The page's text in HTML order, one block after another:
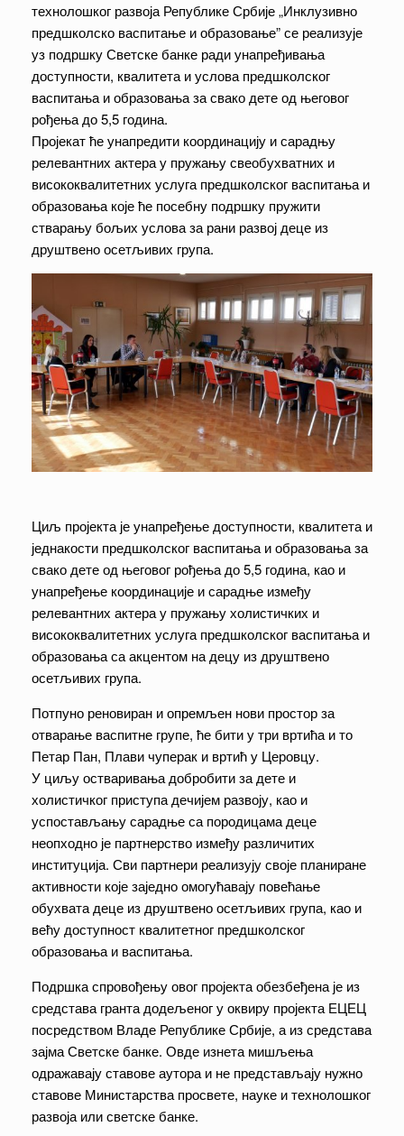
технолошког развоја Републике Србије „Инклузивно
предшколско васпитање и образовање” се реализује
уз подршку Светске банке ради унапређивања
доступности, квалитета и услова предшколског
васпитања и образовања за свако дете од његовог
рођења до 5,5 година.
Пројекат ће унапредити координацију и сарадњу
релевантних актера у пружању свеобухватних и
висококвалитетних услуга предшколског васпитања и
образовања које ће посебну подршку пружити
стварању бољих услова за рани развој деце из
друштвено осетљивих група.
Циљ пројекта је унапређење доступности, квалитета и
једнакости предшколског васпитања и образовања за
свако дете од његовог рођења до 5,5 година, као и
унапређење координације и сарадње између
релевантних актера у пружању холистичких и
висококвалитетних услуга предшколског васпитања и
образовања са акцентом на децу из друштвено
осетљивих група.
Потпуно реновиран и опремљен нови простор за
отварање васпитне групе, ће бити у три вртића и то
Петар Пан, Плави чуперак и вртић у Церовцу.
У циљу остваривања добробити за дете и
холистичког приступа дечијем развоју, као и
успостављању сарадње са породицама деце
неопходно је партнерство између различитих
институција. Сви партнери реализују своје планиране
активности које заједно омогућавају повећање
обухвата деце из друштвено осетљивих група, као и
већу доступност квалитетног предшколског
образовања и васпитања.
Подршка спровођењу овог пројекта обезбеђена је из
средстава гранта додељеног у оквиру пројекта ЕЦЕЦ
посредством Владе Републике Србије, а из средстава
зајма Светске банке. Овде изнета мишљења
одражавају ставове аутора и не представљају нужно
ставове Министарства просвете, науке и технолошког
развоја или светске банке.